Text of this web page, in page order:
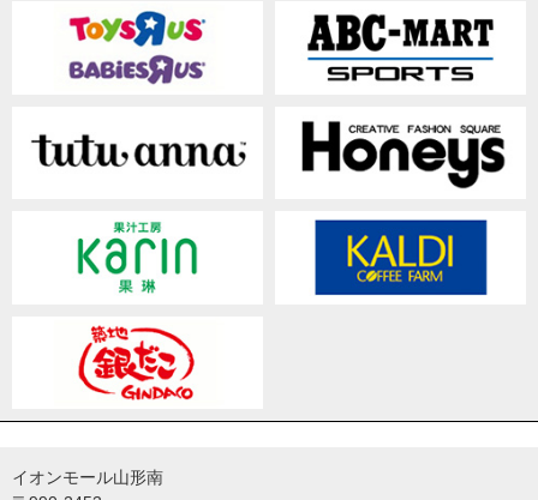
イオンモール山形南